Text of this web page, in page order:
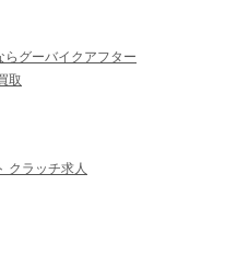
グーバイクアフター
取
クラッチ求人